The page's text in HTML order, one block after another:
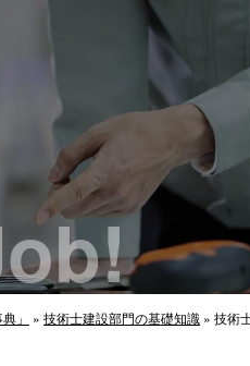
」 » 技術士建設部門の基礎知識 » 技術